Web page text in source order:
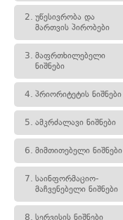
2. უწესივრობა და
მართვის პირობები
3. მაფრთხილებელი
ნიშნები
4. პრიორიტეტის ნიშნები
5. ამკრძალავი ნიშნები
6. მიმთითებელი ნიშნები
7. საინფორმაციო-
მაჩვენებელი ნიშნები
8. სერვისის ნიშნები